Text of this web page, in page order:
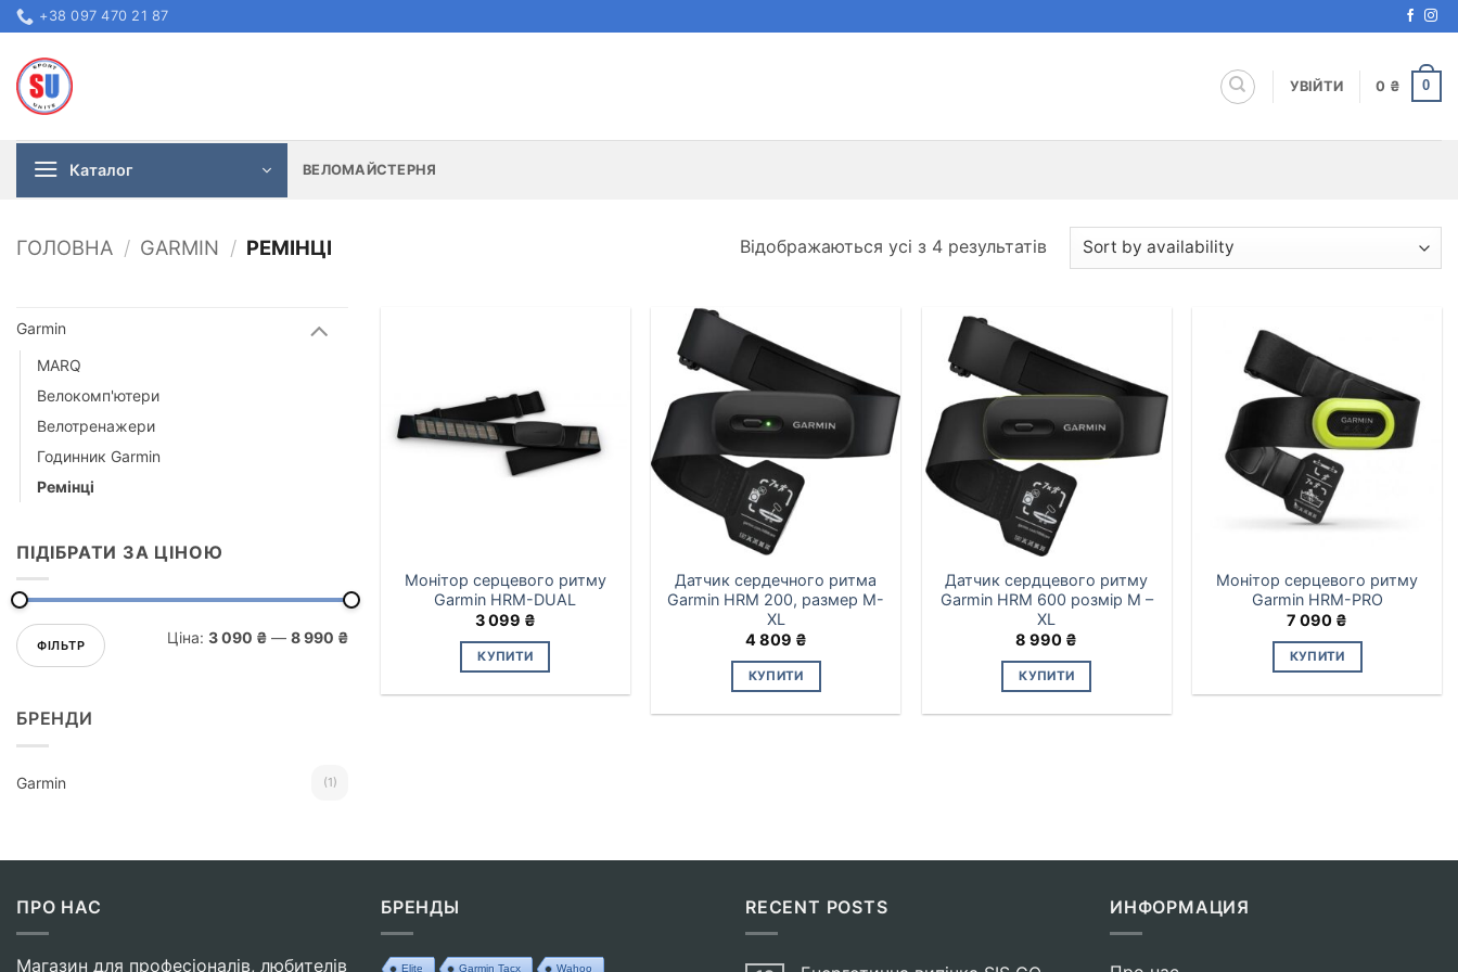
Skip
to
content
+38 097 470 21 87
УВІЙТИ 0 ₴ 0
Каталог ВЕЛОМАЙСТЕРНЯ
ГОЛОВНА / GARMIN / РЕМІНЦІ Відображаються усі з 4 результатів
Garmin
MARQ
Велокомп'ютери
Велотренажери
Годинник Garmin
Ремінці
ПІДІБРАТИ ЗА ЦІНОЮ
Мінімальна
ціна
Найбільша
цінаФІЛЬТР Ціна: 3 090 ₴ — 8 990 ₴
БРЕНДИ
Garmin (1)
Монітор серцевого ритму
Garmin HRM-DUAL
3 099 ₴
КУПИТИ
Датчик сердечного ритма
Garmin HRM 200, размер M-
XL
4 809 ₴
КУПИТИ
Датчик сердцевого ритму
Garmin HRM 600 розмір M –
XL
8 990 ₴
КУПИТИ
Монітор серцевого ритму
Garmin HRM-PRO
7 090 ₴
КУПИТИ
ПРО НАС
Магазин для професіоналів, любителів
БРЕНДЫ
Elite Garmin Tacx Wahoo
RECENT POSTS ИНФОРМАЦИЯ